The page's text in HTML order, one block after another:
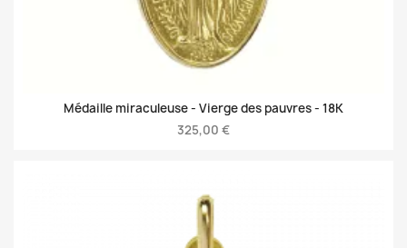
Médaille miraculeuse - Vierge des pauvres - 18K
325,00 €